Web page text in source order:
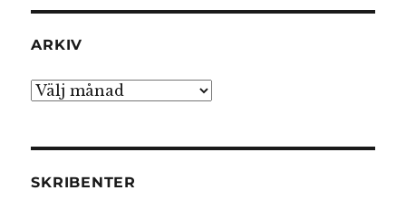
ARKIV
Arkiv
SKRIBENTER